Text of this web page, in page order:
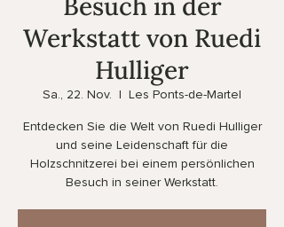
Werkstatt von Ruedi
Hulliger
Sa., 22. Nov.
  |
Les Ponts-de-Martel
Entdecken Sie die Welt von Ruedi Hulliger
und seine Leidenschaft für die
Holzschnitzerei bei einem persönlichen
Besuch in seiner Werkstatt.